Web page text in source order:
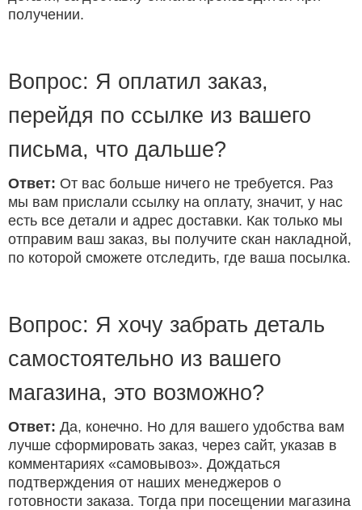
получении.
Вопрос: Я оплатил заказ,
перейдя по ссылке из вашего
письма, что дальше?
Ответ: От вас больше ничего не требуется. Раз
мы вам прислали ссылку на оплату, значит, у нас
есть все детали и адрес доставки. Как только мы
отправим ваш заказ, вы получите скан накладной,
по которой сможете отследить, где ваша посылка.
Вопрос: Я хочу забрать деталь
самостоятельно из вашего
магазина, это возможно?
Ответ: Да, конечно. Но для вашего удобства вам
лучше сформировать заказ, через сайт, указав в
комментариях «самовывоз». Дождаться
подтверждения от наших менеджеров о
готовности заказа. Тогда при посещении магазина